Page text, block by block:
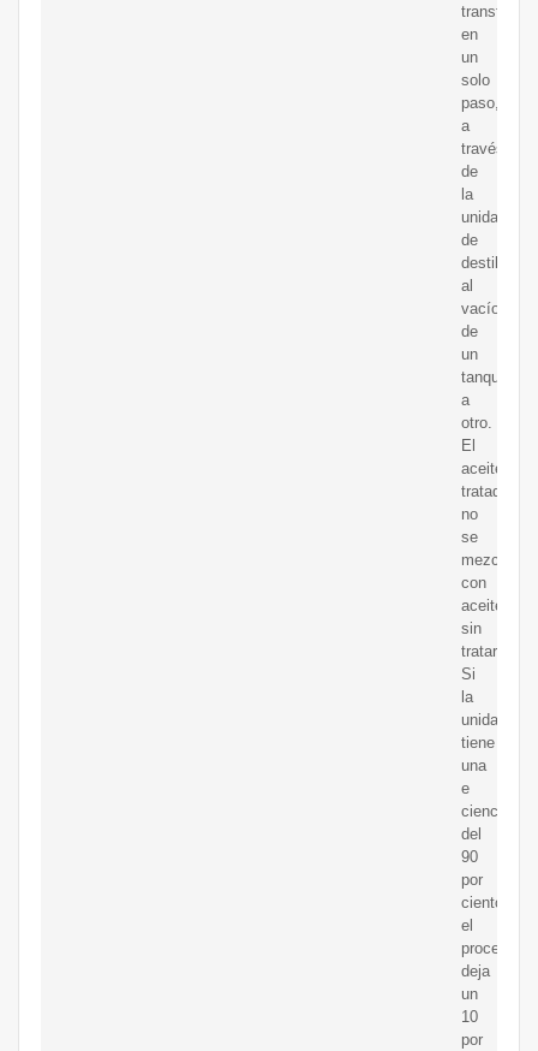
en
un
solo
paso,
a
través
de
la
unidad
de
destilación
al
vacío
de
un
tanque
a
otro.
El
aceite
tratado
no
se
mezcla
con
aceite
sin
tratar.
Si
la
unidad
tiene
una
e
ciencia
del
90
por
ciento,
el
proceso
deja
un
10
por